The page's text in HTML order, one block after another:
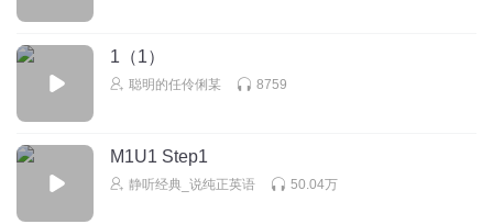
1（1）
聪明的任伶俐某 8759
M1U1 Step1
静听经典_说纯正英语 50.04万